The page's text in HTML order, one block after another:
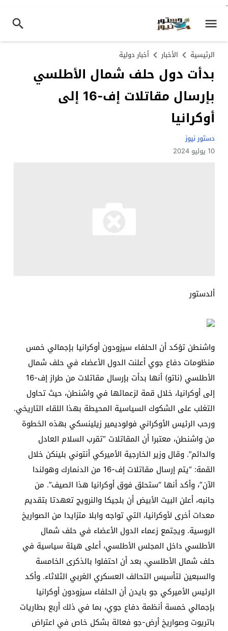
.
الرئيسية الأخبار أخبار دولية
بدأت دول حلف شمال الأطلسي
بإرسال مقاتلات إف-16 إلى
أوكرانيا
دستور نيوز
10 يوليو 2024
ألدستور
واشنطن تؤكد أن الحلفاء سيزودون أوكرانيا بإجمالي خمس
منظومات دفاع جوي أعلنت الدول الأعضاء في حلف شمال
الأطلسي (ناتو) أنها بدأت بإرسال مقاتلات من طراز إف-16
إلى أوكرانيا، خلال قمة لزعمائها في واشنطن، حيث تحاول
التغلب على الشكوك السياسية المحيطة بهذا اللقاء التاريخي.
ورحب الرئيس الأوكراني فولوديمير زيلينسكي بهذه الخطوة
من واشنطن، معتبرا أن المقاتلات “تقرب السلام العادل
والدائم”. وقال وزير الخارجية الأميركي أنتوني بلينكن خلال
القمة: “يتم إرسال مقاتلات إف-16 من الدنمارك وهولندا
الآن”، وأكد أنها “ستحلق فوق أوكرانيا هذا الصيف”. من
جانبه، أعلن البيت الأبيض أن بلجيكا والنرويج تعهدتا بتقديم
معدات أخرى لأوكرانيا، التي تواجه وابلا متزايدا من الصواريخ
الروسية. ويجتمع زعماء الدول الأعضاء في حلف شمال
الأطلسي داخل المجلس الأطلسي، أعلى هيئة سياسية في
حلف شمال الأطلسي، بعد أن احتفلوا بالذكرى الخامسة
والسبعين لتأسيس التحالف العسكري الغربي الثلاثاء. وأكد
الرئيس الأميركي جو بايدن أن الحلفاء سيزودون أوكرانيا
بإجمالي خمسة أنظمة دفاع جوي، بما في ذلك أربع بطاريات
باتريوت وصواريخ أرض-جو فعالة بشكل خاص في اعتراض